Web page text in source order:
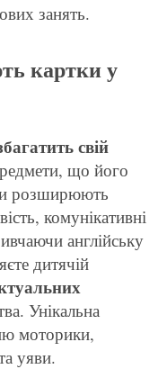
занять.
картки у
свій
що його
розширюють
комунікативні
англійську
дитячій
Унікальна
моторики,
уяви.